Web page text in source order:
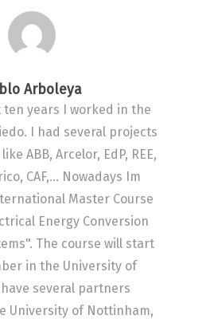
Arboleya
ten years I worked in the
I had several projects
ABB, Arcelor, EdP, REE,
CAF,... Nowadays Im
Master Course
Energy Conversion
The course will start
in the University of
have several partners
University of Nottinham,